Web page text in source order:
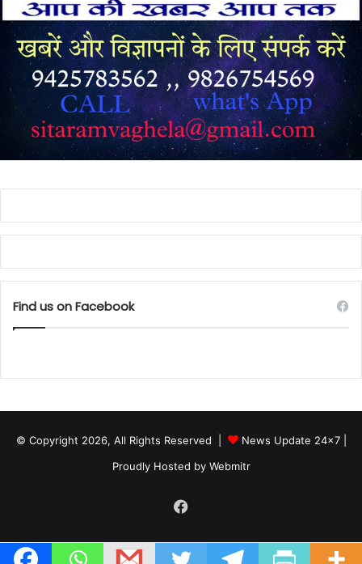
Find us on Facebook
© Copyright 2026, All Rights Reserved | News Update 24x7|
Proudly Hosted by Webmitr
Facebook